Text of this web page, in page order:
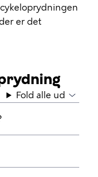
er det
Fold alle ud